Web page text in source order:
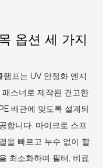
옵션 세 가지
프는 UV 안정화 엔지
스너로 제작된 견고한
배관에 맞도록 설계되
합니다. 마이크로 스프
을 빠르고 누수 없이 할
최소화하며 필터, 비료